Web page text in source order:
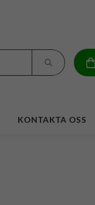
KONTAKTA OSS